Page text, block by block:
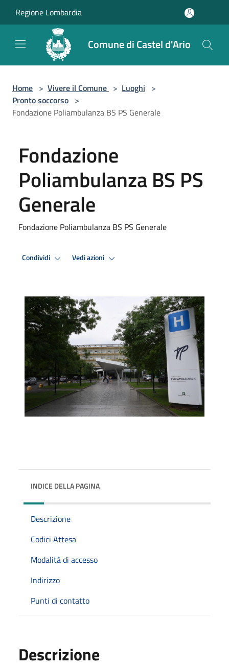
Regione Lombardia
Comune di Castel d'Ario
Home > Vivere il Comune > Luoghi >
Pronto soccorso >
Fondazione Poliambulanza BS PS Generale
Fondazione
Poliambulanza BS PS
Generale
Fondazione Poliambulanza BS PS Generale
Condividi Vedi azioni
INDICE DELLA PAGINA
Descrizione
Codici Attesa
Modalità di accesso
Indirizzo
Punti di contatto
Descrizione